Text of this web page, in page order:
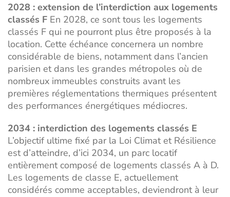
2028 : extension de l’interdiction aux logements
classés F En 2028, ce sont tous les logements
classés F qui ne pourront plus être proposés à la
location. Cette échéance concernera un nombre
considérable de biens, notamment dans l’ancien
parisien et dans les grandes métropoles où de
nombreux immeubles construits avant les
premières réglementations thermiques présentent
des performances énergétiques médiocres.
2034 : interdiction des logements classés E
L’objectif ultime fixé par la Loi Climat et Résilience
est d’atteindre, d’ici 2034, un parc locatif
entièrement composé de logements classés A à D.
Les logements de classe E, actuellement
considérés comme acceptables, deviendront à leur